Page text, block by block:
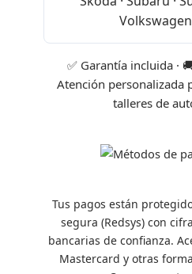
Volkswagen
✅ Garantía incluida ·
Atención personalizada
talleres de
Tus pagos están
segura (Redsys) con
bancarias de confianza.
Mastercard y otras